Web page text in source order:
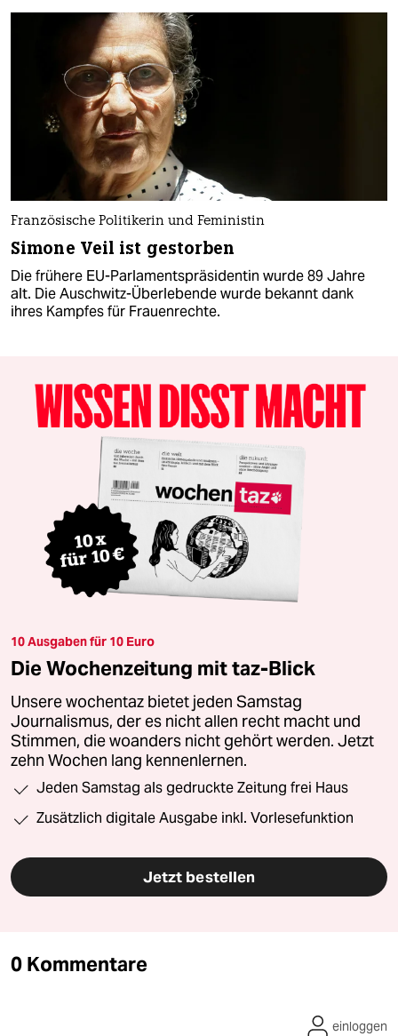
Französische Politikerin und Feministin
Simone Veil ist gestorben
Die frühere EU-Parlamentspräsidentin wurde 89 Jahre
alt. Die Auschwitz-Überlebende wurde bekannt dank
ihres Kampfes für Frauenrechte.
10 Ausgaben für 10 Euro
Die Wochenzeitung mit taz-Blick
Unsere wochentaz bietet jeden Samstag
Journalismus, der es nicht allen recht macht und
Stimmen, die woanders nicht gehört werden. Jetzt
zehn Wochen lang kennenlernen.
Jeden Samstag als gedruckte Zeitung frei Haus
Zusätzlich digitale Ausgabe inkl. Vorlesefunktion
Jetzt bestellen
0 Kommentare
einloggen